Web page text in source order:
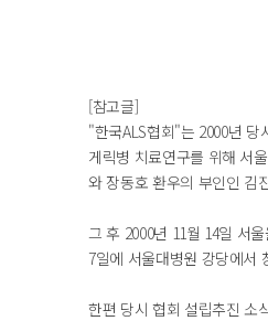
[참고글]
"한국ALS협회"는 2000년 당
게릭병 치료연구를 위해 서
와 장동호 환우의 부인인 김
그 후 2000년 11월 14일 서
7일에 서울대병원 강당에서
한편 당시 협회 설립추진 소